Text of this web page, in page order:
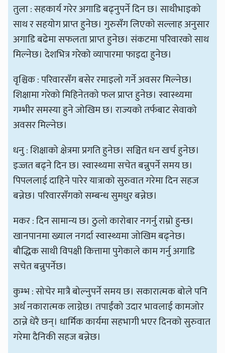
तुला : सहकार्य गरेर अगाडि बढ्नुपर्ने दिन छ। साथीभाइको
साथ र सहयोग प्राप्त हुनेछ। गुरुसँग लिएको सल्लाह अनुसार
अगाडि बढेमा सफलता प्राप्त हुनेछ। संकटमा परिवारको साथ
मिल्नेछ। देशभित्र गरेको व्यापारमा फाइदा हुनेछ।
वृश्चिक : परिवारसँग बसेर रमाइलो गर्ने अवसर मिल्नेछ।
शिक्षामा गरेको मिहिनेतको फल प्राप्त हुनेछ। स्वास्थ्यमा
गम्भीर समस्या हुने जोखिम छ। राज्यको तर्फबाट सेवाको
अवसर मिल्नेछ।
धनु : शिक्षाको क्षेत्रमा प्रगति हुनेछ। सञ्चित धन खर्च हुनेछ।
इज्जत बढ्ने दिन छ। स्वास्थ्यमा सचेत बन्नुपर्ने समय छ।
पिपललाई दाहिने पारेर यात्राको सुरुवात गरेमा दिन सहज
बन्नेछ। परिवारसँगको सम्बन्ध सुमधुर बन्नेछ।
मकर : दिन सामान्य छ। ठुलो कारोबार नगर्नु राम्रो हुन्छ।
खानपानमा ख्याल नगर्दा स्वास्थ्यमा जोखिम बढ्नेछ।
बौद्धिक साथी विपक्षी कित्तामा पुगेकाले काम गर्नु अगाडि
सचेत बन्नुपर्नेछ।
कुम्भ : सोचेर मात्रै बोल्नुपर्ने समय छ। सकारात्मक बोले पनि
अर्थ नकारात्मक लाग्नेछ। तपाईंको उदार भावलाई कामजोर
ठान्ने धेरै छन्। धार्मिक कार्यमा सहभागी भएर दिनको सुरुवात
गरेमा दैनिकी सहज बन्नेछ।